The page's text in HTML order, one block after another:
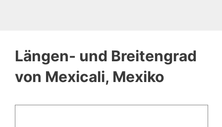
Längen- und Breitengrad
von Mexicali, Mexiko